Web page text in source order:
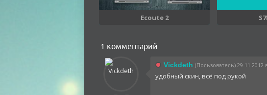
Ecoute 2
1 комментарий
Vickdeth (Пользователь) 29.11.2012
удобный скин, всё под рукой